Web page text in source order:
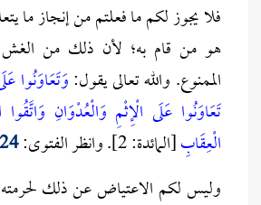
فلا يجوز لكم ما فعلتم من إنجاز ما
هو من قام به؛ لأن ذلك من الغش
الممنوع. والله تعالى يقول:وَتَعَاوَنُوا
تَعَاوَنُوا عَلَى الْإِثْمِ وَالْعُدْوَانِ
الْعِقَابِ[المائدة: 2]. وانظر الفتوى:
وليس لكم الاعتياض عن ذلك